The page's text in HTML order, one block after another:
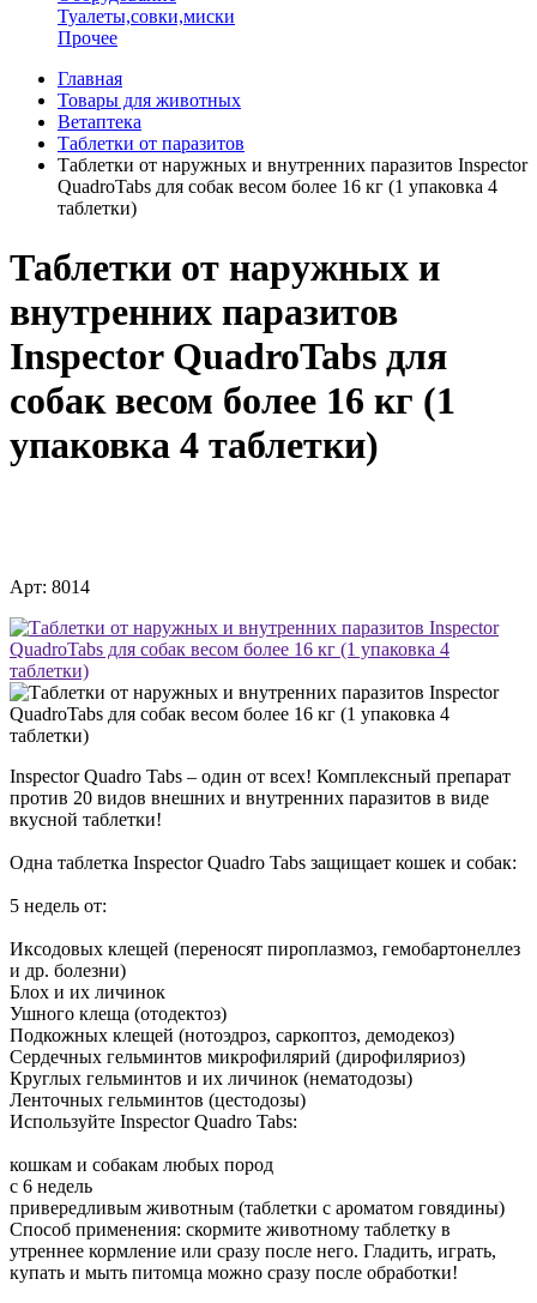
Туалеты,совки,миски
Прочее
Главная
Товары для животных
Ветаптека
Таблетки от паразитов
Таблетки от наружных и внутренних паразитов Inspector
QuadroTabs для собак весом более 16 кг (1 упаковка 4
таблетки)
Таблетки от наружных и
внутренних паразитов
Inspector QuadroTabs для
собак весом более 16 кг (1
упаковка 4 таблетки)
Арт: 8014
Inspector Quadro Tabs – один от всех! Комплексный препарат
против 20 видов внешних и внутренних паразитов в виде
вкусной таблетки!
Одна таблетка Inspector Quadro Tabs защищает кошек и собак:
5 недель от:
Иксодовых клещей (переносят пироплазмоз, гемобартонеллез
и др. болезни)
Блох и их личинок
Ушного клеща (отодектоз)
Подкожных клещей (нотоэдроз, саркоптоз, демодекоз)
Сердечных гельминтов микрофилярий (дирофиляриоз)
Круглых гельминтов и их личинок (нематодозы)
Ленточных гельминтов (цестодозы)
Используйте Inspector Quadro Tabs:
кошкам и собакам любых пород
с 6 недель
привередливым животным (таблетки с ароматом говядины)
Способ применения: скормите животному таблетку в
утреннее кормление или сразу после него. Гладить, играть,
купать и мыть питомца можно сразу после обработки!